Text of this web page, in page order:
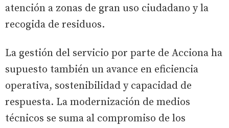
atención a zonas de gran uso ciudadano y la
recogida de residuos.
La gestión del servicio por parte de Acciona ha
supuesto también un avance en eficiencia
operativa, sostenibilidad y capacidad de
respuesta. La modernización de medios
técnicos se suma al compromiso de los